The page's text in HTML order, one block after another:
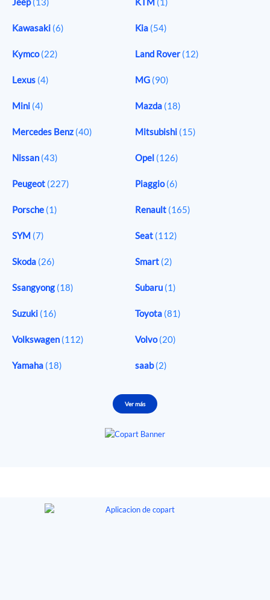
Kawasaki (6) Kia (54)
Kymco(22) Land Rover(12)
Lexus (4) MG (90)
Mini (4) Mazda (18)
Mercedes Benz (40) Mitsubishi (15)
Nissan (43) Opel (126)
Peugeot (227) Piaggio(6)
Porsche (1) Renault (165)
SYM (7) Seat (112)
Skoda (26) Smart (2)
Ssangyong (18) Subaru (1)
Suzuki (16) Toyota (81)
Volkswagen (112) Volvo(20)
Yamaha (18) saab(2)
Ver más